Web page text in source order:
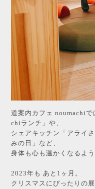
道案内カフェ noumachi
chiランチ」や、
シェアキッチン「アライ
みの日」など、
身体も心も温かくなるよ
2023年も あと1ヶ月。
クリスマスにぴったりの